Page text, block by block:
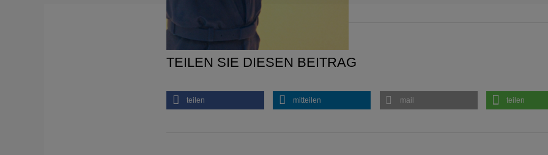
TEILEN SIE DIESEN BEITRAG
teilen mitteilen mail teilen